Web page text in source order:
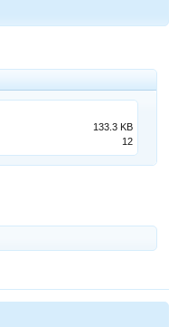
133.3 KB
12